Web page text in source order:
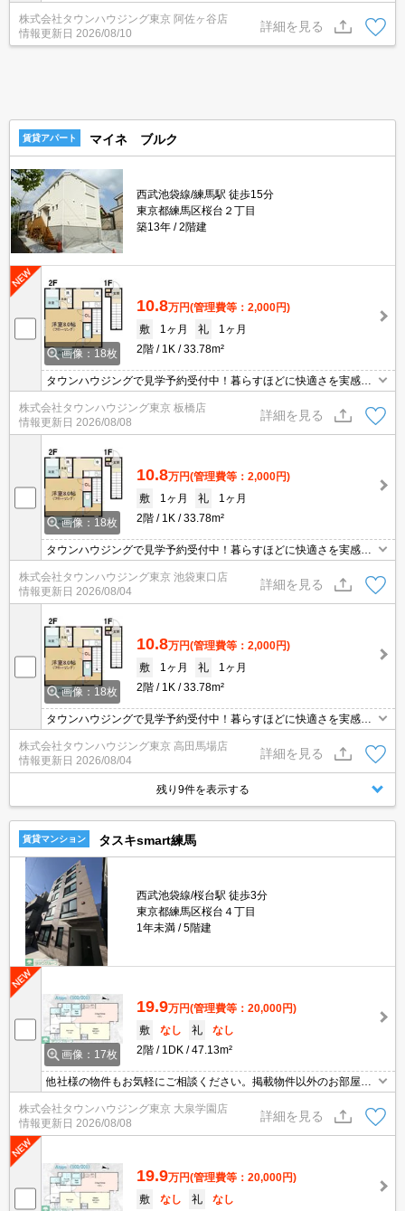
です。
株式会社タウンハウジング東京 阿佐ヶ谷店
情報更新日 2026/08/10
詳細を見る
賃貸アパート マイネ ブルク
西武池袋線/練馬駅 徒歩15分
東京都練馬区桜台２丁目
築13年
2階建
画像：18枚
10.8万円(管理費等：2,000円)
敷
1ヶ月 礼
1ヶ月
2階
1K 33.78m²
タウンハウジングで見学予約受付中！暮らすほどに快適さを実感で
きる設備仕様！駅前商業施設の多さ！日常の買い物に便利！
株式会社タウンハウジング東京 板橋店
情報更新日 2026/08/08
詳細を見る
画像：18枚
10.8万円(管理費等：2,000円)
敷
1ヶ月 礼
1ヶ月
2階
1K 33.78m²
タウンハウジングで見学予約受付中！暮らすほどに快適さを実感で
きる設備仕様！駅前商業施設の多さ！日常の買い物に便利！
株式会社タウンハウジング東京 池袋東口店
情報更新日 2026/08/04
詳細を見る
画像：18枚
10.8万円(管理費等：2,000円)
敷
1ヶ月 礼
1ヶ月
2階
1K 33.78m²
タウンハウジングで見学予約受付中！暮らすほどに快適さを実感で
きる設備仕様！駅前商業施設の多さ！日常の買い物に便利！
株式会社タウンハウジング東京 高田馬場店
情報更新日 2026/08/04
詳細を見る
残り9件を表示する
賃貸マンション タスキsmart練馬
西武池袋線/桜台駅 徒歩3分
東京都練馬区桜台４丁目
1年未満
5階建
画像：17枚
19.9万円(管理費等：20,000円)
敷
なし 礼
なし
2階
1DK 47.13m²
他社様の物件もお気軽にご相談ください。掲載物件以外のお部屋も
ご紹介出来ます。明るく元気なスタッフが丁寧にご対応させていた
だきます。当店ならオンラインで見学・接客可能です！お気軽にお
問い合わせ下さい☆★
株式会社タウンハウジング東京 大泉学園店
情報更新日 2026/08/08
詳細を見る
19.9万円(管理費等：20,000円)
敷
なし 礼 なし